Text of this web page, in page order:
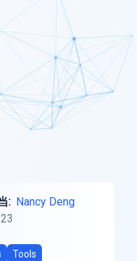
: Nancy Deng
Tools